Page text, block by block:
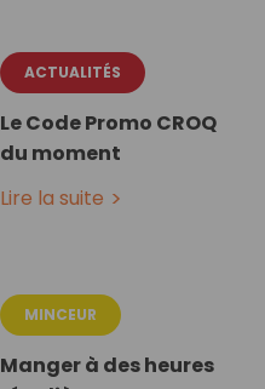
ACTUALITÉS
Le Code Promo CROQ
du moment
Lire la suite
MINCEUR
Manger à des heures